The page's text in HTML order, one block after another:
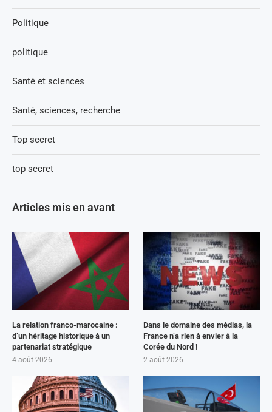
Politique
politique
Santé et sciences
Santé, sciences, recherche
Top secret
top secret
Articles mis en avant
La relation franco-marocaine :
d’un héritage historique à un
partenariat stratégique
4 août 2026
Dans le domaine des médias, la
France n’a rien à envier à la
Corée du Nord !
2 août 2026